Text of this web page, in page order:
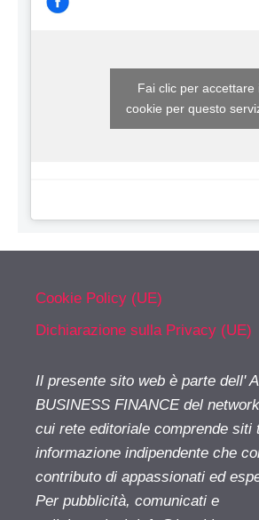
Fai clic per accettare i
cookie per questo
Cookie Policy (UE)
Dichiarazione sulla Privacy (UE)
Il presente sito web è parte dell'
BUSINESS FINANCE del
cui rete editoriale comprende siti
informazione indipendente che
contributo di appassionati ed
Per pubblicità, comunicati e